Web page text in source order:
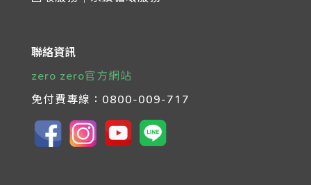
聯絡資訊
zero zero官方網站
免付費專線： 0800-009-717